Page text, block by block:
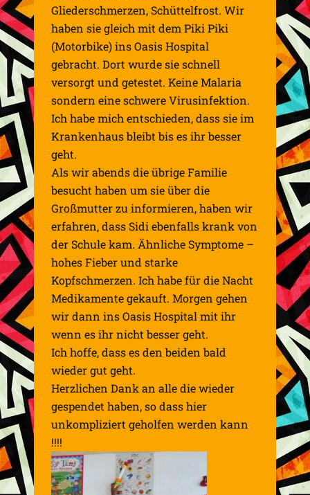
Gliederschmerzen, Schüttelfrost. Wir
haben sie gleich mit dem Piki Piki
(Motorbike) ins Oasis Hospital
gebracht. Dort wurde sie schnell
versorgt und getestet. Keine Malaria
sondern eine schwere Virusinfektion.
Ich habe mich entschieden, dass sie im
Krankenhaus bleibt bis es ihr besser
geht.
Als wir abends die übrige Familie
besucht haben um sie über die
Großmutter zu informieren, haben wir
erfahren, dass Sidi ebenfalls krank von
der Schule kam. Ähnliche Symptome –
hohes Fieber und starke
Kopfschmerzen. Ich habe für die Nacht
Medikamente gekauft. Morgen gehen
wir dann ins Oasis Hospital mit ihr
wenn es ihr nicht besser geht.
Ich hoffe, dass es den beiden bald
wieder gut geht.
Herzlichen Dank an alle die wieder
gespendet haben, so dass hier
unkompliziert geholfen werden kann
!!!!